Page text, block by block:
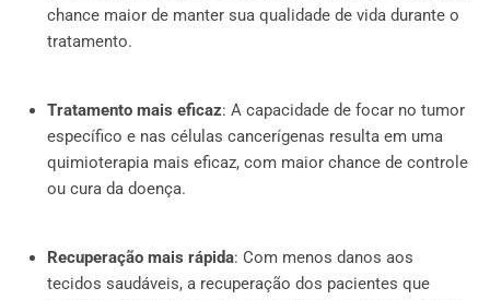
chance maior de manter sua qualidade de vida durante o
tratamento.
Tratamento mais eficaz: A capacidade de focar no tumor
específico e nas células cancerígenas resulta em uma
quimioterapia mais eficaz, com maior chance de controle
ou cura da doença.
Recuperação mais rápida: Com menos danos aos
tecidos saudáveis, a recuperação dos pacientes que